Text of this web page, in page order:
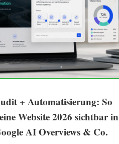
+ Automatisierung: So
Website 2026 sichtbar in
AI Overviews & Co.